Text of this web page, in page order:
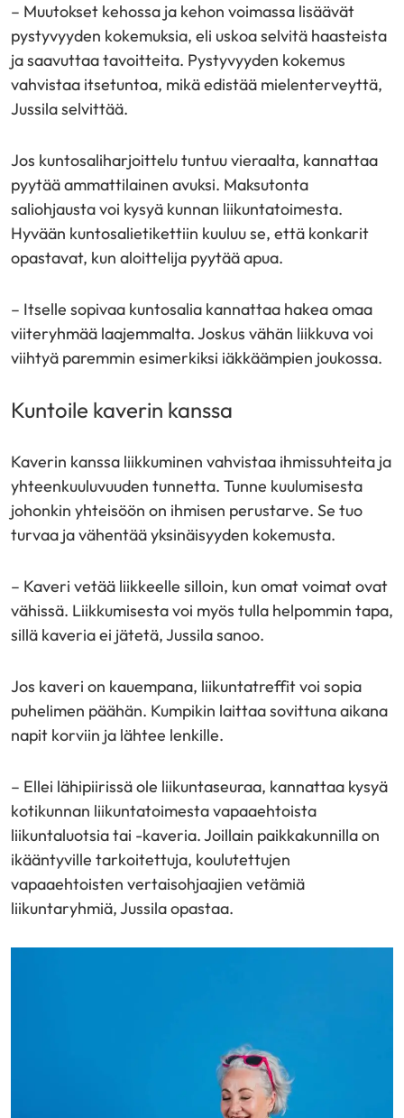
– Muutokset kehossa ja kehon voimassa lisäävät
pystyvyyden kokemuksia, eli uskoa selvitä haasteista
ja saavuttaa tavoitteita. Pystyvyyden kokemus
vahvistaa itsetuntoa, mikä edistää mielenterveyttä,
Jussila selvittää.
Jos kuntosaliharjoittelu tuntuu vieraalta, kannattaa
pyytää ammattilainen avuksi. Maksutonta
saliohjausta voi kysyä kunnan liikuntatoimesta.
Hyvään kuntosalietikettiin kuuluu se, että konkarit
opastavat, kun aloittelija pyytää apua.
– Itselle sopivaa kuntosalia kannattaa hakea omaa
viiteryhmää laajemmalta. Joskus vähän liikkuva voi
viihtyä paremmin esimerkiksi iäkkäämpien joukossa.
Kuntoile kaverin kanssa
Kaverin kanssa liikkuminen vahvistaa ihmissuhteita ja
yhteenkuuluvuuden tunnetta. Tunne kuulumisesta
johonkin yhteisöön on ihmisen perustarve. Se tuo
turvaa ja vähentää yksinäisyyden kokemusta.
– Kaveri vetää liikkeelle silloin, kun omat voimat ovat
vähissä. Liikkumisesta voi myös tulla helpommin tapa,
sillä kaveria ei jätetä, Jussila sanoo.
Jos kaveri on kauempana, liikuntatreffit voi sopia
puhelimen päähän. Kumpikin laittaa sovittuna aikana
napit korviin ja lähtee lenkille.
– Ellei lähipiirissä ole liikuntaseuraa, kannattaa kysyä
kotikunnan liikuntatoimesta vapaaehtoista
liikuntaluotsia tai -kaveria. Joillain paikkakunnilla on
ikääntyville tarkoitettuja, koulutettujen
vapaaehtoisten vertaisohjaajien vetämiä
liikuntaryhmiä, Jussila opastaa.